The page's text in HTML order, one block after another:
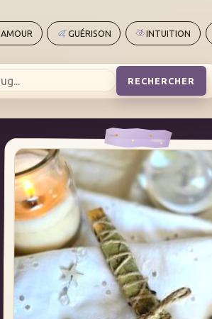
AMOUR GUÉRISON INTUITION
RECHERCHER